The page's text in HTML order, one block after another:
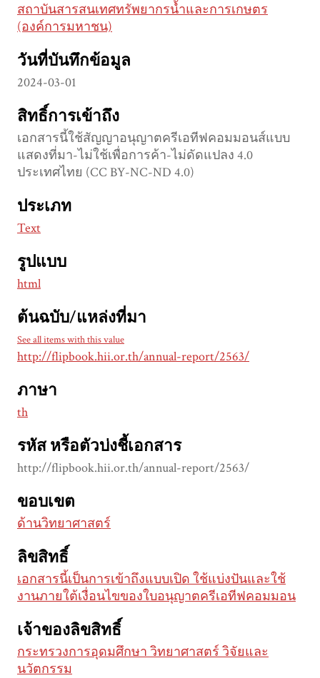
สถาบันสารสนเทศทรัพยากรน้ำและการเกษตร
(องค์การมหาชน)
วันที่บันทึกข้อมูล
2024-03-01
สิทธิ์การเข้าถึง
เอกสารนี้ใช้สัญญาอนุญาตครีเอทีฟคอมมอนส์แบบ
แสดงที่มา-ไม่ใช้เพื่อการค้า-ไม่ดัดแปลง 4.0
ประเทศไทย (CC BY-NC-ND 4.0)
ประเภท
Text
รูปแบบ
html
ต้นฉบับ/แหล่งที่มา
See all items with this value
http://flipbook.hii.or.th/annual-report/2563/
ภาษา
th
รหัส หรือตัวบ่งชี้เอกสาร
http://flipbook.hii.or.th/annual-report/2563/
ขอบเขต
ด้านวิทยาศาสตร์
ลิขสิทธิ์
เอกสารนี้เป็นการเข้าถึงแบบเปิด ใช้แบ่งปันและใช้
งานภายใต้เงื่อนไขของใบอนุญาตครีเอทีฟคอมมอน
เจ้าของลิขสิทธิ์
กระทรวงการอุดมศึกษา วิทยาศาสตร์ วิจัยและ
นวัตกรรม